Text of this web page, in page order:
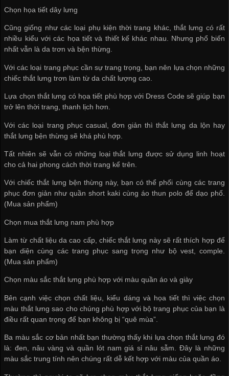
Chọn họa tiết dây lưng
Cũng giống như các loại phụ kiện thời trang khác, thắt lưng có rất
nhiều kiểu với các họa tiết và thiết kế khác nhau. Nhưng phổ biến
nhất vẫn là da trơn và bện thừng.
Với các loại trang phục cần sự trang trọng, bạn nên lựa chọn những
chiếc thắt lưng trơn làm từ da chất lượng cao.
Lựa chọn thắt lưng có họa tiết phù hợp với Dress Code sẽ giúp bạn
trở lên thời trang, thanh lịch hơn.
Với các loại trang phục casual, đơn giản thì thắt lưng da lộn hay
thắt lưng bện thừng sẽ khá phù hợp.
Tất nhiên sẽ vẫn có những loại thắt lưng được sử dụng linh hoạt
cho cả hai phong cách thời trang kể trên.
Với chiếc thắt lưng bện thừng này, bạn có thể phối cùng các trang
phục đơn giản như quần short kaki cùng áo thun polo để dạo phố.
(Mua sản phẩm)
Chọn mua thắt lưng nam phù hợp
Làm từ chất liệu da cao cấp, chiếc thắt lưng này sẽ rất thích hợp để
bạn diện cùng các trang phục sang trọng như bộ vest, comple.
(Mua sản phẩm)
Chọn màu sắc thắt lưng phù hợp với màu quần áo và giày
Bên cạnh việc chọn chất liệu, kiểu dáng và họa tiết thì việc chọn
màu thắt lưng sao cho chúng phù hợp với bộ trang phục của bạn là
điều rất quan trọng để bạn không bị “quê mùa”.
Ba màu sắc cơ bản nhất bạn thường thấy khi lựa chọn thắt lưng đó
là: đen, nâu vàng và quần lót nam giá sỉ nâu sẫm. Đây là những
màu sắc trung tính nên chúng rất dễ kết hợp với màu của quần áo.